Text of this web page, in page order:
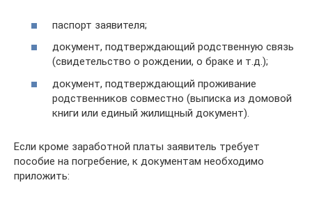
паспорт заявителя;
документ, подтверждающий родственную связь
(свидетельство о рождении, о браке и т.д.);
документ, подтверждающий проживание
родственников совместно (выписка из домовой
книги или единый жилищный документ).
Если кроме заработной платы заявитель требует
пособие на погребение, к документам необходимо
приложить: